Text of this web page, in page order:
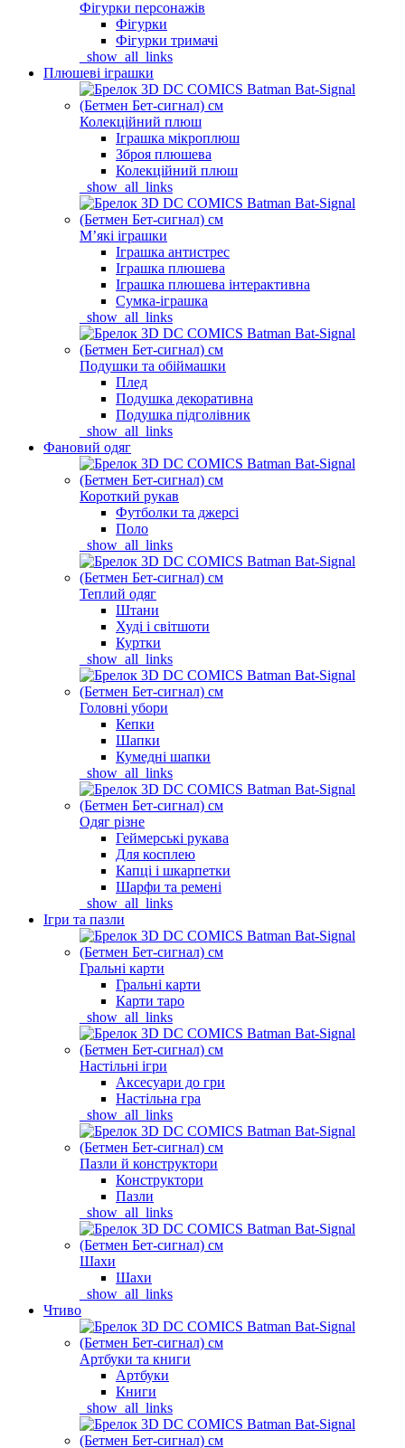
Фігурки персонажів
Фігурки
Фігурки тримачі
_show_all_links
Плюшеві іграшки
Колекційний плюш
Іграшка мікроплюш
Зброя плюшева
Колекційний плюш
_show_all_links
Мʼякі іграшки
Іграшка антистрес
Іграшка плюшева
Іграшка плюшева інтерактивна
Сумка-іграшка
_show_all_links
Подушки та обіймашки
Плед
Подушка декоративна
Подушка підголівник
_show_all_links
Фановий одяг
Короткий рукав
Футболки та джерсі
Поло
_show_all_links
Теплий одяг
Штани
Худі і світшоти
Куртки
_show_all_links
Головні убори
Кепки
Шапки
Кумедні шапки
_show_all_links
Одяг різне
Геймерські рукава
Для косплею
Капці і шкарпетки
Шарфи та ремені
_show_all_links
Ігри та пазли
Гральні карти
Гральні карти
Карти таро
_show_all_links
Настільні ігри
Аксесуари до гри
Настільна гра
_show_all_links
Пазли й конструктори
Конструктори
Пазли
_show_all_links
Шахи
Шахи
_show_all_links
Чтиво
Артбуки та книги
Артбуки
Книги
_show_all_links